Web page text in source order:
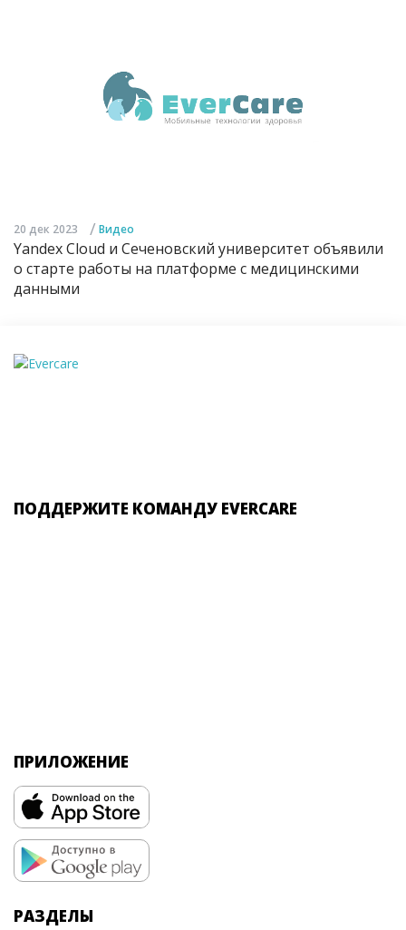
20 дек 2023 / Видео
Yandex Cloud и Сеченовский университет объявили
о старте работы на платформе с медицинскими
данными
ПОДДЕРЖИТЕ КОМАНДУ EVERCARE
ПРИЛОЖЕНИЕ
РАЗДЕЛЫ